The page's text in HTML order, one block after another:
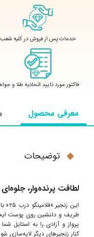
خدمات پس از فروش در کلیه شعب
فاکتور مورد تایید اتحادیه طلا و
معرفی محصول
توضیحات
لطافت پرنده‌وار،
این
ظریف و دلنشین روی پوست
پرواز و آزادی را به استایل
کنار زنجیرهای دیگر لایه‌سازی